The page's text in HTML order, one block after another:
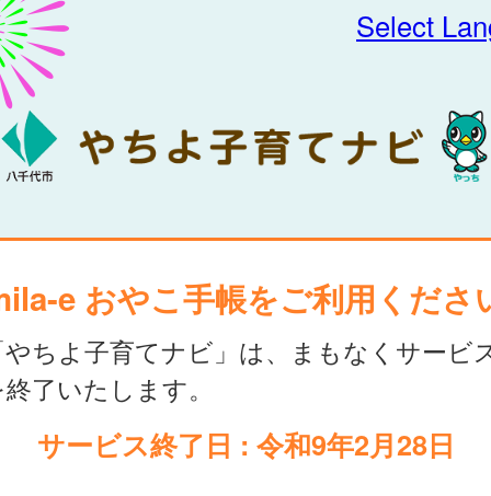
Select
e おやこ手帳をご利用くださ
ちよ子育てナビ」は、まもなくサービ
了いたします。
サービス終了日 : 令和9年2月28日